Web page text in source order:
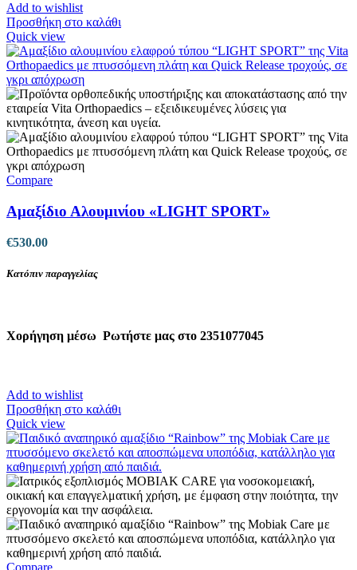
Add to wishlist
Προσθήκη στο καλάθι
Quick view
Compare
Αμαξίδιο Αλουμινίου «LIGHT SPORT»
€530.00
Κατόπιν παραγγελίας
Χορήγηση μέσω Ρωτήστε μας στο 2351077045
Add to wishlist
Προσθήκη στο καλάθι
Quick view
Compare